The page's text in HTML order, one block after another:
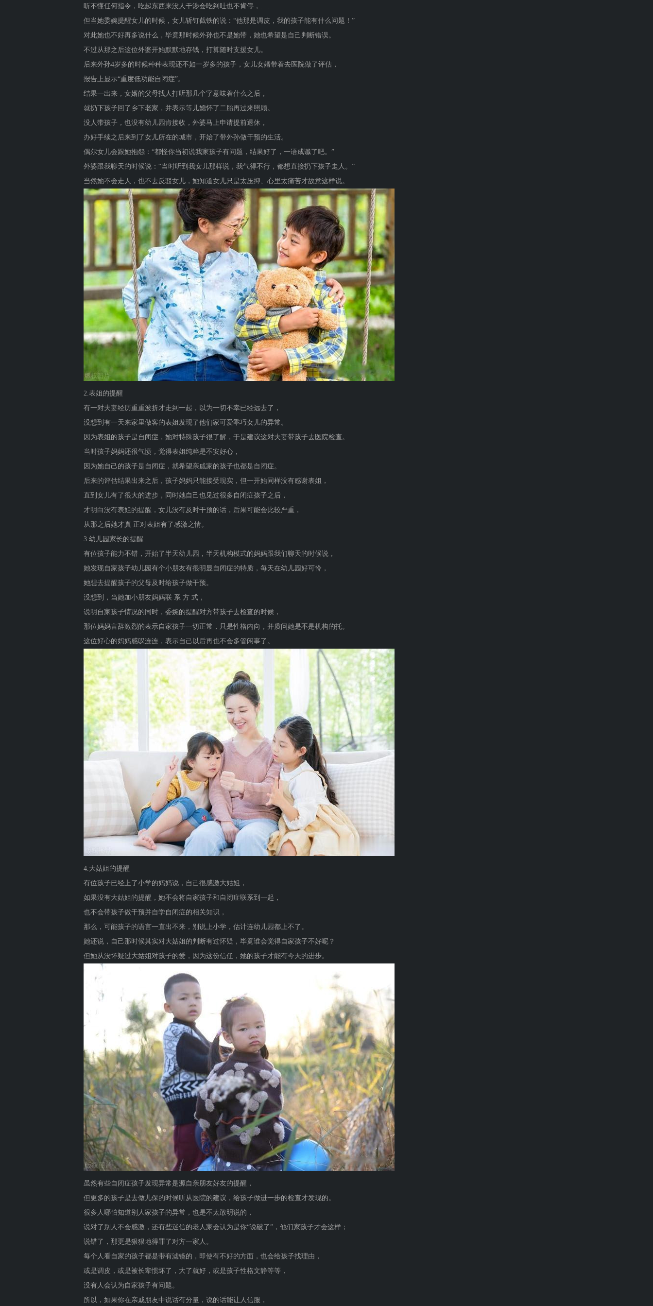
听不懂任何指令，吃起东西来没人干涉会吃到吐也不肯停，……
但当她委婉提醒女儿的时候，女儿斩钉截铁的说：“他那是调皮，我的孩子能有什么问题！”
对此她也不好再多说什么，毕竟那时候外孙也不是她带，她也希望是自己判断错误。
不过从那之后这位外婆开始默默地存钱，打算随时支援女儿。
后来外孙4岁多的时候种种表现还不如一岁多的孩子，女儿女婿带着去医院做了评估，
报告上显示“重度低功能自闭症”。
结果一出来，女婿的父母找人打听那几个字意味着什么之后，
就扔下孩子回了乡下老家，并表示等儿媳怀了二胎再过来照顾。
没人带孩子，也没有幼儿园肯接收，外婆马上申请提前退休，
办好手续之后来到了女儿所在的城市，开始了带外孙做干预的生活。
偶尔女儿会跟她抱怨：“都怪你当初说我家孩子有问题，结果好了，一语成谶了吧。”
外婆跟我聊天的时候说：“当时听到我女儿那样说，我气得不行，都想直接扔下孩子走人。”
当然她不会走人，也不去反驳女儿，她知道女儿只是太压抑、心里太痛苦才故意这样说。
2.表姐的提醒
有一对夫妻经历重重波折才走到一起，以为一切不幸已经远去了，
没想到有一天来家里做客的表姐发现了他们家可爱乖巧女儿的异常。
因为表姐的孩子是自闭症，她对特殊孩子很了解，于是建议这对夫妻带孩子去医院检查。
当时孩子妈妈还很气愤，觉得表姐纯粹是不安好心，
因为她自己的孩子是自闭症，就希望亲戚家的孩子也都是自闭症。
后来的评估结果出来之后，孩子妈妈只能接受现实，但一开始同样没有感谢表姐，
直到女儿有了很大的进步，同时她自己也见过很多自闭症孩子之后，
才明白没有表姐的提醒，女儿没有及时干预的话，后果可能会比较严重，
从那之后她才真 正对表姐有了感激之情。
3.幼儿园家长的提醒
有位孩子能力不错，开始了半天幼儿园，半天机构模式的妈妈跟我们聊天的时候说，
她发现自家孩子幼儿园有个小朋友有很明显自闭症的特质，每天在幼儿园好可怜，
她想去提醒孩子的父母及时给孩子做干预。
没想到，当她加小朋友妈妈联 系 方 式，
说明自家孩子情况的同时，委婉的提醒对方带孩子去检查的时候，
那位妈妈言辞激烈的表示自家孩子一切正常，只是性格内向，并质问她是不是机构的托。
这位好心的妈妈感叹连连，表示自己以后再也不会多管闲事了。
4.大姑姐的提醒
有位孩子已经上了小学的妈妈说，自己很感激大姑姐，
如果没有大姑姐的提醒，她不会将自家孩子和自闭症联系到一起，
也不会带孩子做干预并自学自闭症的相关知识，
那么，可能孩子的语言一直出不来，别说上小学，估计连幼儿园都上不了。
她还说，自己那时候其实对大姑姐的判断有过怀疑，毕竟谁会觉得自家孩子不好呢？
但她从没怀疑过大姑姐对孩子的爱，因为这份信任，她的孩子才能有今天的进步。
虽然有些自闭症孩子发现异常是源自亲朋友好友的提醒，
但更多的孩子是去做儿保的时候听从医院的建议，给孩子做进一步的检查才发现的。
很多人哪怕知道别人家孩子的异常，也是不太敢明说的，
说对了别人不会感激，还有些迷信的老人家会认为是你“说破了”，他们家孩子才会这样；
说错了，那更是狠狠地得罪了对方一家人。
每个人看自家的孩子都是带有滤镜的，即使有不好的方面，也会给孩子找理由，
或是调皮，或是被长辈惯坏了，大了就好，或是孩子性格文静等等，
没有人会认为自家孩子有问题。
所以，如果你在亲戚朋友中说话有分量，说的话能让人信服，